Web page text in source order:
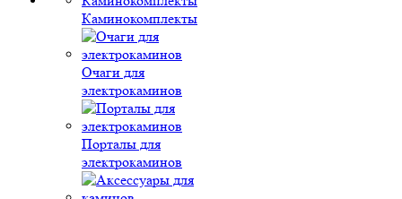
Каминокомплекты
Очаги для
электрокаминов
Порталы для
электрокаминов